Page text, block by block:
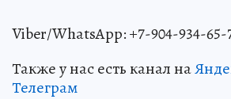
Viber/WhatsApp: +7-904-934-65-
Также у нас есть канал на
Телеграм